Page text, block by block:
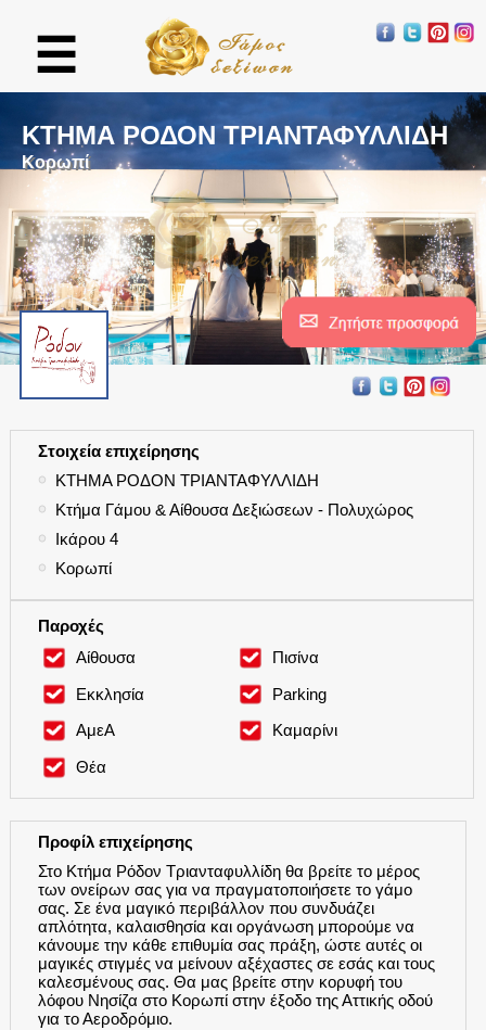
☰
ΚΤΗΜΑ ΡΟΔΟΝ ΤΡΙΑΝΤΑΦΥΛΛΙΔΗ
Κορωπί
Στοιχεία επιχείρησης
● ΚΤΗΜΑ ΡΟΔΟΝ ΤΡΙΑΝΤΑΦΥΛΛΙΔΗ
● Κτήμα Γάμου & Αίθουσα Δεξιώσεων - Πολυχώρος
● Ικάρου 4
● Κορωπί
Παροχές
Αίθουσα
Πισίνα
Εκκλησία
Parking
ΑμεΑ
Καμαρίνι
Θέα
Προφίλ επιχείρησης
Στο Κτήμα Ρόδον Τριανταφυλλίδη θα βρείτε το μέρος
των ονείρων σας για να πραγματοποιήσετε το γάμο
σας. Σε ένα μαγικό περιβάλλον που συνδυάζει
απλότητα, καλαισθησία και οργάνωση μπορούμε να
κάνουμε την κάθε επιθυμία σας πράξη, ώστε αυτές οι
μαγικές στιγμές να μείνουν αξέχαστες σε εσάς και τους
καλεσμένους σας. Θα μας βρείτε στην κορυφή του
λόφου Νησίζα στο Κορωπί στην έξοδο της Αττικής οδού
για το Αεροδρόμιο.